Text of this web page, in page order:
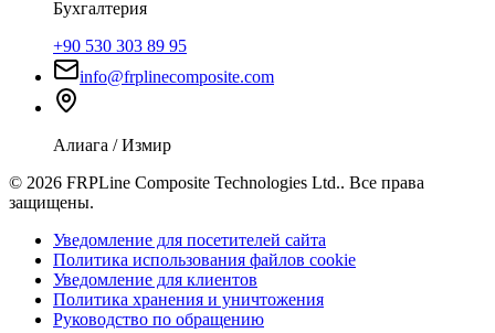
Бухгалтерия
+90 530 303 89 95
info@frplinecomposite.com
Алиага / Измир
© 2026 FRPLine Composite Technologies Ltd.. Все права
защищены.
Уведомление для посетителей сайта
Политика использования файлов cookie
Уведомление для клиентов
Политика хранения и уничтожения
Руководство по обращению